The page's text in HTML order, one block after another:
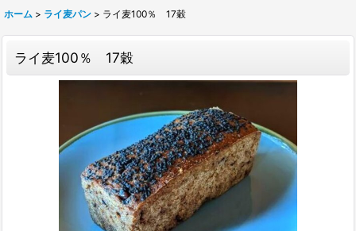
ホーム > ライ麦パン > ライ麦100％ 17穀
ライ麦100％ 17穀